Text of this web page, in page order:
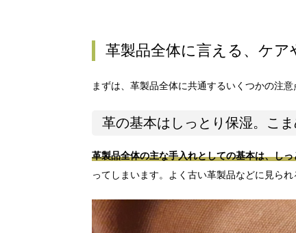
革製品全体に言える、ケア
まずは、革製品全体に共通するいくつかの注
革の基本はしっとり保湿。こま
革製品全体の主な手入れとしての基本は、し
ってしまいます。よく古い革製品などに見ら